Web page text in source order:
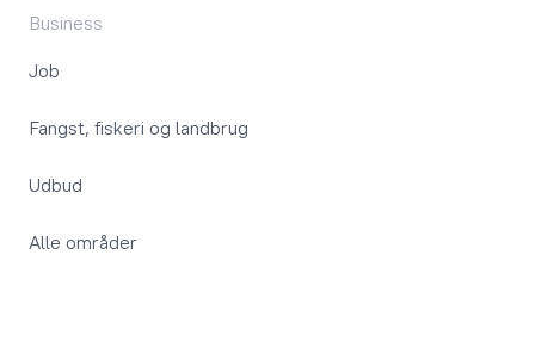
Business
Job
Fangst, fiskeri og landbrug
Udbud
Alle områder